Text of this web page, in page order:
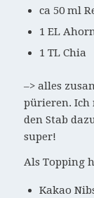
ca 50 ml
1 EL
1 TL Chia
–> alles
pürieren. Ich
den Stab
super!
Als Topping
Kakao